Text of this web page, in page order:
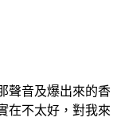
聲音及爆出來的香
在不太好，對我來